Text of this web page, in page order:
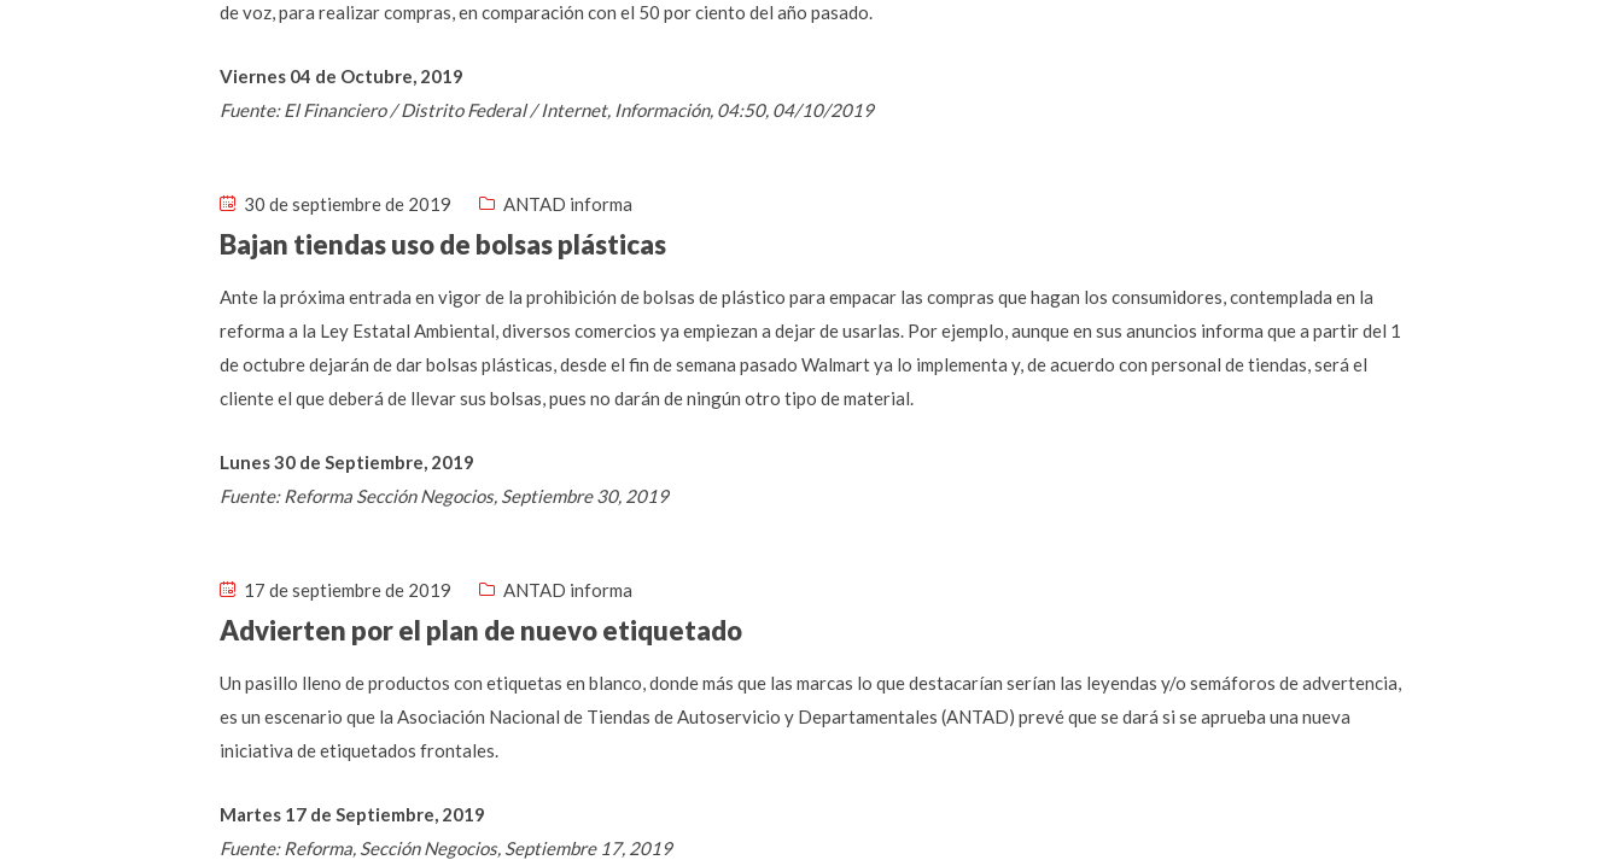
de voz, para realizar compras, en comparación con el 50 por ciento del año pasado.
Viernes 04 de Octubre, 2019
Fuente: El Financiero / Distrito Federal / Internet, Información, 04:50, 04/10/2019
30 de septiembre de 2019 ANTAD informa
Bajan tiendas uso de bolsas plásticas
Ante la próxima entrada en vigor de la prohibición de bolsas de plástico para empacar las compras que hagan los consumidores, contemplada en la
reforma a la Ley Estatal Ambiental, diversos comercios ya empiezan a dejar de usarlas. Por ejemplo, aunque en sus anuncios informa que a partir del 1
de octubre dejarán de dar bolsas plásticas, desde el fin de semana pasado Walmart ya lo implementa y, de acuerdo con personal de tiendas, será el
cliente el que deberá de llevar sus bolsas, pues no darán de ningún otro tipo de material.
Lunes 30 de Septiembre, 2019
Fuente: Reforma Sección Negocios, Septiembre 30, 2019
17 de septiembre de 2019 ANTAD informa
Advierten por el plan de nuevo etiquetado
Un pasillo lleno de productos con etiquetas en blanco, donde más que las marcas lo que destacarían serían las leyendas y/o semáforos de advertencia,
es un escenario que la Asociación Nacional de Tiendas de Autoservicio y Departamentales (ANTAD) prevé que se dará si se aprueba una nueva
iniciativa de etiquetados frontales.
Martes 17 de Septiembre, 2019
Fuente: Reforma, Sección Negocios, Septiembre 17, 2019